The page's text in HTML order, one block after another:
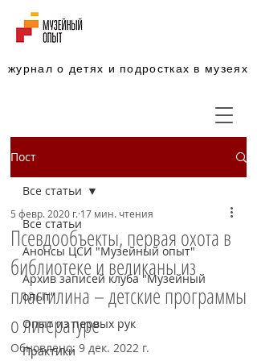
журнал о детях и подростках в музеях
Пост
Все статьи
Анонсы ЦСИ "Музейный опыт"
Архив записей клуба "Музейный
опыт"
Опыт из первых рук
Практики
Все статьи
Псевдообъекты, первая охота в
библиотеке и великаны из
пластилина – детские программы
о литературе
5 февр. 2020 г. 17 мин. чтения
Обновлено: 9 дек. 2022 г.